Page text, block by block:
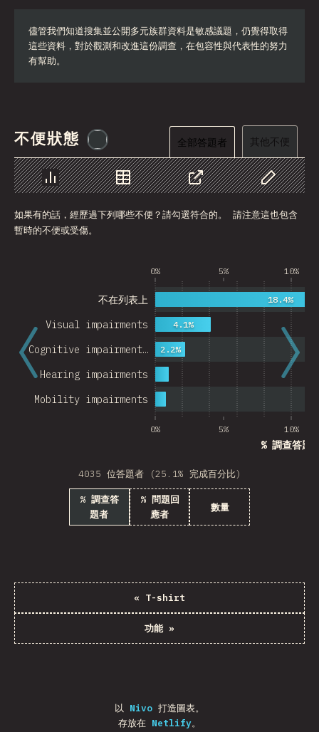
儘管我們知道搜集並公開多元族群資料是敏感議題，仍覺得取得
這些資料，對於觀測和改進這份調查，在包容性與代表性的努力
有幫助。
不便狀態 全部答題者 其他不便
圖表 資料 分享
自訂資料
如果有的話，經歷過下列哪些不便？請勾選符合的。 請注意這也包含
暫時的不便或受傷。
0% 5% 10%
0% 5% 10%
% 調查答題
Mobility impairments
Hearing impairments
Cognitive impairment…
Visual impairments
不在列表上
2.2%
4.1%
18.4%
4035 位答題者 (25.1% 完成百分比)
% 調查答
題者
% 問題回
應者
數量
« T-shirt
功能 »
以 Nivo 打造圖表。
存放在 Netlify。